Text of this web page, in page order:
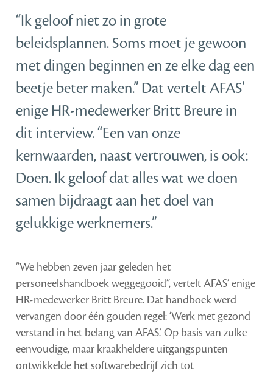
“Ik geloof niet zo in grote
beleidsplannen. Soms moet je gewoon
met dingen beginnen en ze elke dag een
beetje beter maken.” Dat vertelt AFAS’
enige HR-medewerker Britt Breure in
dit interview. “Een van onze
kernwaarden, naast vertrouwen, is ook:
Doen. Ik geloof dat alles wat we doen
samen bijdraagt aan het doel van
gelukkige werknemers.”
”We hebben zeven jaar geleden het
personeelshandboek weggegooid”, vertelt AFAS’ enige
HR-medewerker Britt Breure. Dat handboek werd
vervangen door één gouden regel: ‘Werk met gezond
verstand in het belang van AFAS.’ Op basis van zulke
eenvoudige, maar kraakheldere uitgangspunten
ontwikkelde het softwarebedrijf zich tot